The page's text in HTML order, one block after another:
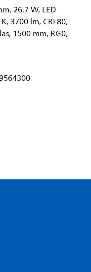
26.7 W, LED
3700 lm, CRI 80,
1500 mm, RG0,